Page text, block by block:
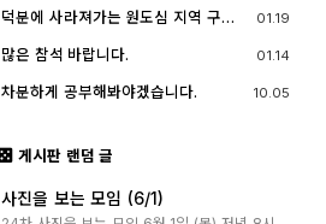
네요.
덕분에 사라져가는 원도심 지역 구경
01.19
많은 참석 바랍니다. 01.14
차분하게 공부해봐야겠습니다. 10.05
게시판 랜덤 글
사진을 보는 모임 (6/1)